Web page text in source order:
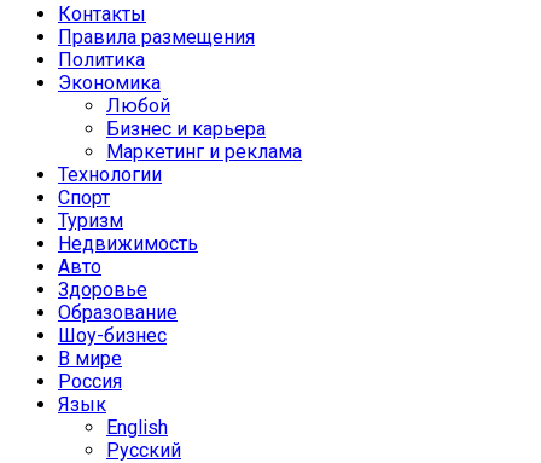
Контакты
Правила размещения
Политика
Экономика
Любой
Бизнес и карьера
Маркетинг и реклама
Технологии
Спорт
Туризм
Недвижимость
Авто
Здоровье
Образование
Шоу-бизнес
В мире
Россия
Язык
English
Русский